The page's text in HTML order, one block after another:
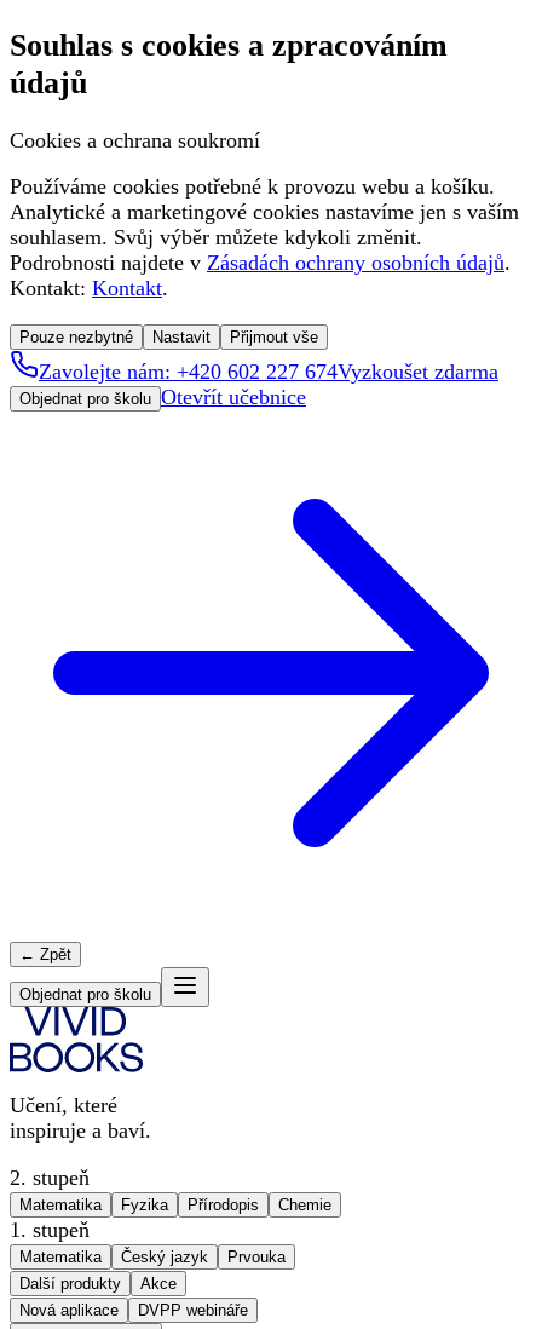
Souhlas s cookies a zpracováním
údajů
Cookies a ochrana soukromí
Používáme cookies potřebné k provozu webu a košíku.
Analytické a marketingové cookies nastavíme jen s vaším
souhlasem. Svůj výběr můžete kdykoli změnit.
Podrobnosti najdete v Zásadách ochrany osobních údajů.
Kontakt: Kontakt.
Pouze nezbytné Nastavit Přijmout vše
Zavolejte nám: +420 602 227 674Vyzkoušet zdarma
Objednat pro školu Otevřít učebnice
← Zpět
Objednat pro školu
Učení, které
inspiruje a baví.
2. stupeň
Matematika Fyzika Přírodopis Chemie
1. stupeň
Matematika Český jazyk
Prvouka
Další produkty
Akce
Nová aplikace
DVPP webináře